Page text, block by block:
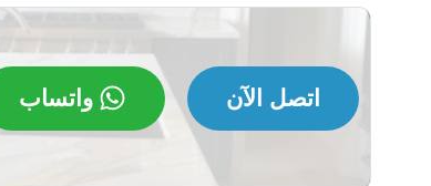
اتصل الآن واتساب